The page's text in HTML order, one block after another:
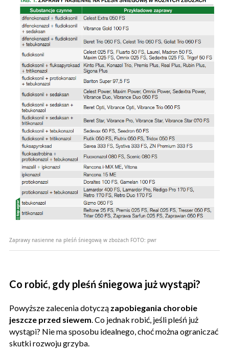
Zaprawy nasienne na pleśń śniegową w zbożach FOTO: pwr
Co robić, gdy pleśń śniegowa już wystąpi?
Powyższe zalecenia dotyczą zapobiegania chorobie
jeszcze przed siewem. Co jednak robić, jeśli pleśń już
wystąpi? Nie ma sposobu idealnego, choć można ograniczać
skutki rozwoju grzyba.